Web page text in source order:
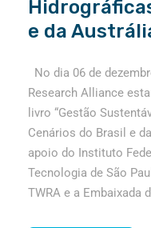
e da
No dia 06 de
Research Alliance
livro “Gestão
Cenários do Brasil e
apoio do Instituto
Tecnologia de São
TWRA e a Embaixada